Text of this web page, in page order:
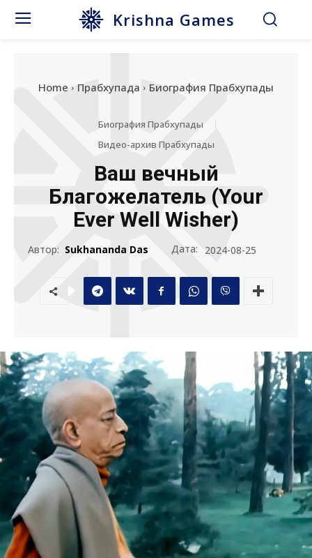
Krishna Games
Home Прабхупада Биография Прабхупады
Биография Прабхупады
Видео-архив Прабхупады
Ваш вечный
Благожелатель (Your
Ever Well Wisher)
Автор: Sukhananda Das Дата: 2024-08-25